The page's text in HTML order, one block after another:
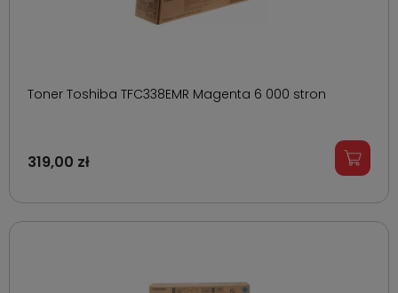
Toner Toshiba TFC338EMR Magenta 6 000 stron
319,00 zł